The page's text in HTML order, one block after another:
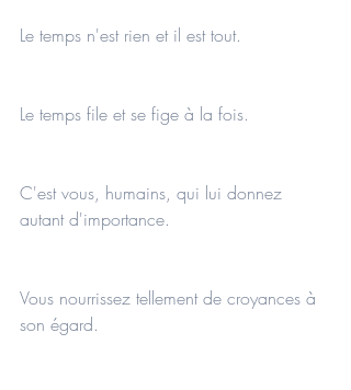
Le temps n'est rien et il est tout.
Le temps file et se fige à la fois.
C'est vous, humains, qui lui donnez
autant d'importance.
Vous nourrissez tellement de croyances à
son égard.